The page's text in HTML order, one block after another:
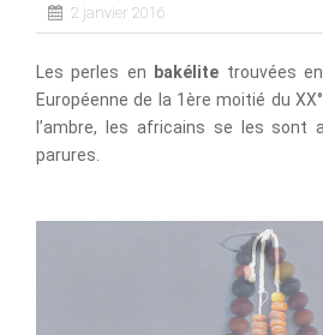
2 janvier 2016
Les perles en bakélite trouvées
Européenne de la 1ère moitié du
l’ambre, les africains se les sont
parures.